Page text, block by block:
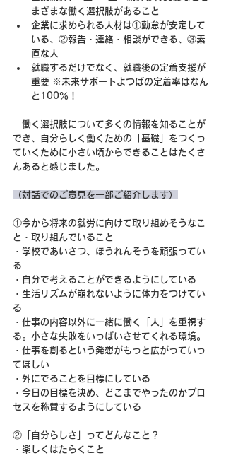
まざまな働く選択肢があること
企業に求められる人材は①勤怠が安定して
いる、②報告・連絡・相談ができる、③素
直な人
就職するだけでなく、就職後の定着支援が
重要 ※未来サポートよつばの定着率はなん
と100％！
働く選択肢について多くの情報を知ることが
でき、自分らしく働くための「基礎」をつくっ
ていくために小さい頃からできることはたくさ
んあると感じました。
（対話でのご意見を一部ご紹介します）
①今から将来の就労に向けて取り組めそうなこ
と・取り組んでいること
・学校であいさつ、ほうれんそうを頑張ってい
る
・自分で考えることができるようにしている
・生活リズムが崩れないように体力をつけてい
る
・仕事の内容以外に一緒に働く「人」を重視す
る。小さな失敗をいっぱいさせてくれる環境。
・仕事を創るという発想がもっと広がっていっ
てほしい
・外にでることを目標にしている
・今日の目標を決め、どこまでやったのかプロ
セスを称賛するようにしている
②「自分らしさ」ってどんなこと？
・楽しくはたらくこと